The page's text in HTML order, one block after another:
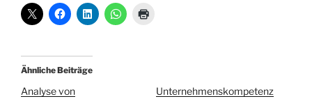
Ähnliche Beiträge
Analyse von
Unternehmenskompetenz